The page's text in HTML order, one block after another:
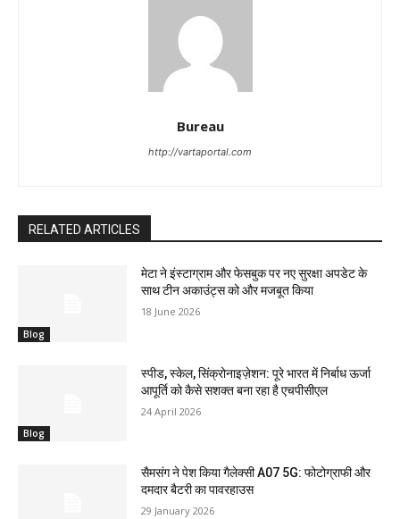
Bureau
http://vartaportal.com
RELATED ARTICLES
Blog
मेटा ने इंस्टाग्राम और फेसबुक पर नए सुरक्षा अपडेट के
साथ टीन अकाउंट्स को और मजबूत किया
18 June 2026
Blog
स्पीड, स्केल, सिंक्रोनाइज़ेशन: पूरे भारत में निर्बाध ऊर्जा
आपूर्ति को कैसे सशक्त बना रहा है एचपीसीएल
24 April 2026
सैमसंग ने पेश किया गैलेक्सी A07 5G: फोटोग्राफी और
दमदार बैटरी का पावरहाउस
29 January 2026